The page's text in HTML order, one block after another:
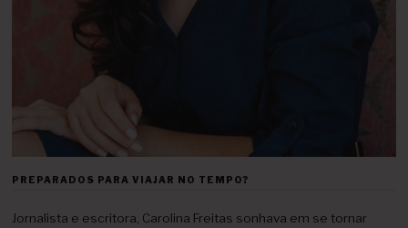
PREPARADOS PARA VIAJAR NO TEMPO?
Jornalista e escritora, Carolina Freitas sonhava em se tornar